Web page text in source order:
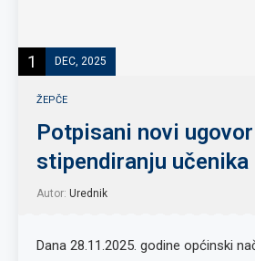
1 DEC, 2025
ŽEPČE
Potpisani novi
stipendiranju učenika
Autor: Urednik
Dana 28.11.2025. godine općinski